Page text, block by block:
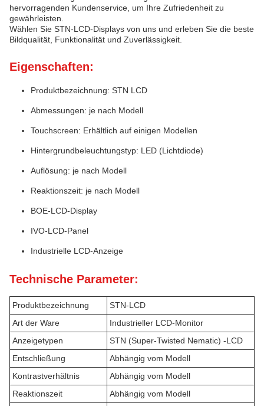
hervorragenden Kundenservice, um Ihre Zufriedenheit zu
gewährleisten.
Wählen Sie STN-LCD-Displays von uns und erleben Sie die beste
Bildqualität, Funktionalität und Zuverlässigkeit.
Eigenschaften:
Produktbezeichnung: STN LCD
Abmessungen: je nach Modell
Touchscreen: Erhältlich auf einigen Modellen
Hintergrundbeleuchtungstyp: LED (Lichtdiode)
Auflösung: je nach Modell
Reaktionszeit: je nach Modell
BOE-LCD-Display
IVO-LCD-Panel
Industrielle LCD-Anzeige
Technische Parameter:
Produktbezeichnung
STN-LCD
Art der Ware
Industrieller LCD-Monitor
Anzeigetypen
STN (Super-Twisted Nematic) -LCD
Entschließung
Abhängig vom Modell
Kontrastverhältnis
Abhängig vom Modell
Reaktionszeit
Abhängig vom Modell